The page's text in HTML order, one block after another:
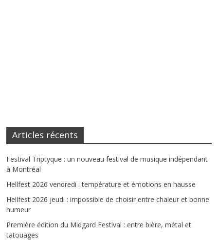
Articles récents
Festival Triptyque : un nouveau festival de musique indépendant
à Montréal
Hellfest 2026 vendredi : température et émotions en hausse
Hellfest 2026 jeudi : impossible de choisir entre chaleur et bonne
humeur
Première édition du Midgard Festival : entre bière, métal et
tatouages